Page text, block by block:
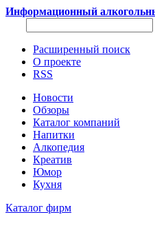
Информационный
Расширенный поиск
О проекте
RSS
Новости
Обзоры
Каталог компаний
Напитки
Алкопедия
Креатив
Юмор
Кухня
Каталог фирм